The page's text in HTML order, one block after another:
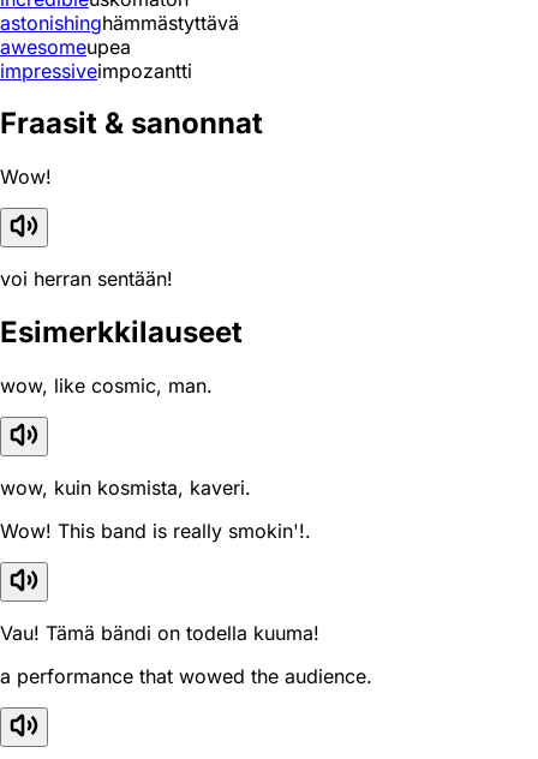
astonishinghämmästyttävä
awesomeupea
impressiveimpozantti
Fraasit & sanonnat
Wow!
voi herran sentään!
Esimerkkilauseet
wow, like cosmic, man.
wow, kuin kosmista, kaveri.
Wow! This band is really smokin'!.
Vau! Tämä bändi on todella kuuma!
a performance that wowed the audience.